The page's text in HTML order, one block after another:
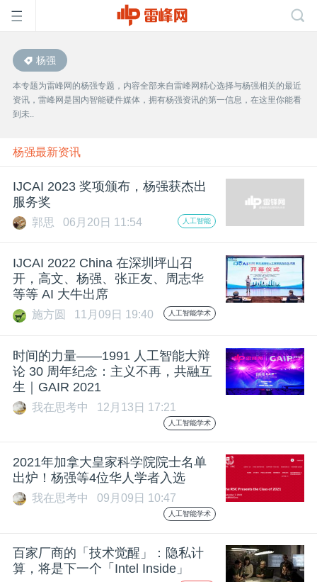
首
页
雷
峰
公
开
课
活
GAIR
杨强
本专题为雷峰网的杨强专题，内容全部来自雷峰网精心选择与杨强相关的最近
资讯，雷峰网是国内智能硬件媒体，拥有杨强资讯的第一信息，在这里你能看
到未..
杨强最新资讯
IJCAI 2023 奖项颁布，杨强获杰出
服务奖
郭思 06月20日 11:54 人工智能
IJCAI 2022 China 在深圳坪山召
开，高文、杨强、张正友、周志华
等等 AI 大牛出席
施方圆 11月09日 19:40 人工智能学术
时间的力量——1991 人工智能大辩
论 30 周年纪念：主义不再，共融互
生｜GAIR 2021
我在思考中 12月13日 17:21
人工智能学术
2021年加拿大皇家科学院院士名单
出炉！杨强等4位华人学者入选
我在思考中 09月09日 10:47
人工智能学术
百家厂商的「技术觉醒」：隐私计
算，将是下一个「Intel Inside」